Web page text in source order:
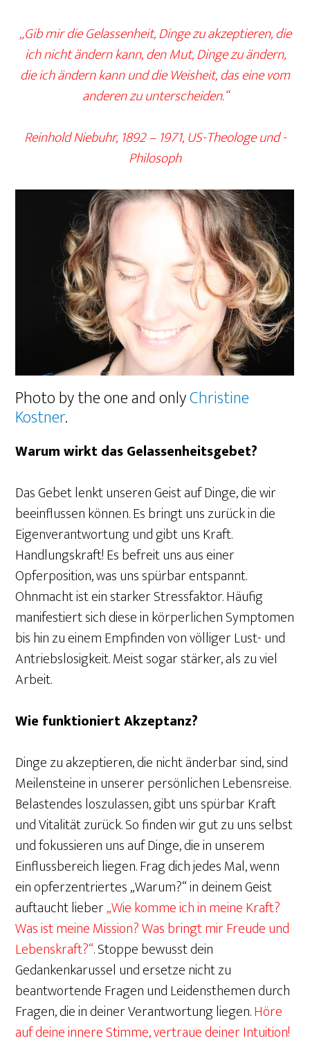
„Gib mir die Gelassenheit, Dinge zu akzeptieren, die
ich nicht ändern kann, den Mut, Dinge zu ändern,
die ich ändern kann und die Weisheit, das eine vom
anderen zu unterscheiden.“
Reinhold Niebuhr, 1892 – 1971, US-Theologe und -
Philosoph
Photo by the one and onlyChristine
Kostner.
Warum wirkt das Gelassenheitsgebet?
Das Gebet lenkt unseren Geist auf Dinge, die wir
beeinflussen können. Es bringt uns zurück in die
Eigenverantwortung und gibt uns Kraft.
Handlungskraft! Es befreit uns aus einer
Opferposition, was uns spürbar entspannt.
Ohnmacht ist ein starker Stressfaktor. Häufig
manifestiert sich diese in körperlichen Symptomen
bis hin zu einem Empfinden von völliger Lust- und
Antriebslosigkeit. Meist sogar stärker, als zu viel
Arbeit.
Wie funktioniert Akzeptanz?
Dinge zu akzeptieren, die nicht änderbar sind, sind
Meilensteine in unserer persönlichen Lebensreise.
Belastendes loszulassen, gibt uns spürbar Kraft
und Vitalität zurück. So finden wir gut zu uns selbst
und fokussieren uns auf Dinge, die in unserem
Einflussbereich liegen. Frag dich jedes Mal, wenn
ein opferzentriertes „Warum?“ in deinem Geist
auftaucht lieber„Wie komme ich in meine Kraft?
Was ist meine Mission? Was bringt mir Freude und
Lebenskraft?“. Stoppe bewusst dein
Gedankenkarussel und ersetze nicht zu
beantwortende Fragen und Leidensthemen durch
Fragen, die in deiner Verantwortung liegen.Höre
auf deine innere Stimme, vertraue deiner Intuition!